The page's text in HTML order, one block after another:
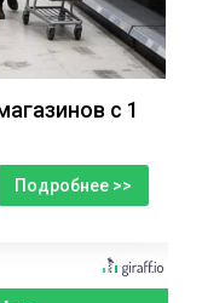
с 1
Подробнее >>